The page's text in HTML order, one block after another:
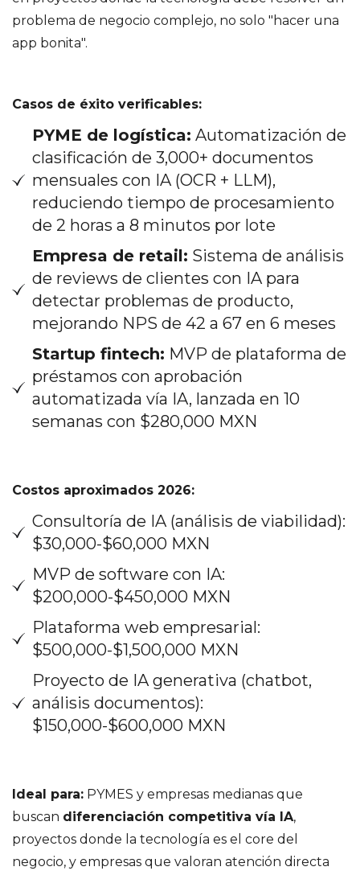
problema de negocio complejo, no solo "hacer una
app bonita".
Casos de éxito verificables:
PYME de logística: Automatización de
clasificación de 3,000+ documentos
mensuales con IA (OCR + LLM),
reduciendo tiempo de procesamiento
de 2 horas a 8 minutos por lote
Empresa de retail: Sistema de análisis
de reviews de clientes con IA para
detectar problemas de producto,
mejorando NPS de 42 a 67 en 6 meses
Startup fintech: MVP de plataforma de
préstamos con aprobación
automatizada vía IA, lanzada en 10
semanas con $280,000 MXN
Costos aproximados 2026:
Consultoría de IA (análisis de viabilidad):
$30,000-$60,000 MXN
MVP de software con IA:
$200,000-$450,000 MXN
Plataforma web empresarial:
$500,000-$1,500,000 MXN
Proyecto de IA generativa (chatbot,
análisis documentos):
$150,000-$600,000 MXN
Ideal para: PYMES y empresas medianas que
buscan diferenciación competitiva vía IA,
proyectos donde la tecnología es el core del
negocio, y empresas que valoran atención directa